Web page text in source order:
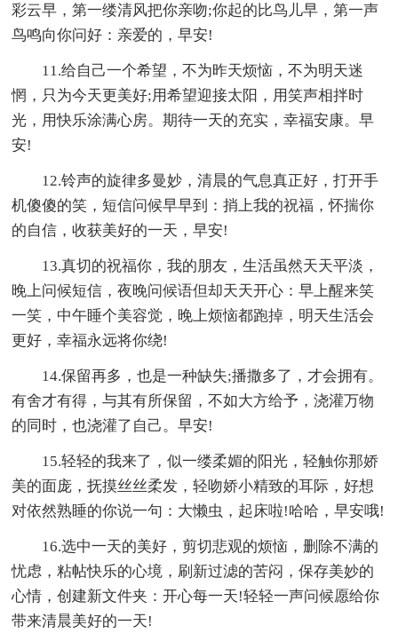
彩云早，第一缕清风把你亲吻;你起的比鸟儿早，第一声
鸟鸣向你问好：亲爱的，早安!
11.给自己一个希望，不为昨天烦恼，不为明天迷
惘，只为今天更美好;用希望迎接太阳，用笑声相拌时
光，用快乐涂满心房。期待一天的充实，幸福安康。早
安!
12.铃声的旋律多曼妙，清晨的气息真正好，打开手
机傻傻的笑，短信问候早早到：捎上我的祝福，怀揣你
的自信，收获美好的一天，早安!
13.真切的祝福你，我的朋友，生活虽然天天平淡，
晚上问候短信，夜晚问候语但却天天开心：早上醒来笑
一笑，中午睡个美容觉，晚上烦恼都跑掉，明天生活会
更好，幸福永远将你绕!
14.保留再多，也是一种缺失;播撒多了，才会拥有。
有舍才有得，与其有所保留，不如大方给予，浇灌万物
的同时，也浇灌了自己。早安!
15.轻轻的我来了，似一缕柔媚的阳光，轻触你那娇
美的面庞，抚摸丝丝柔发，轻吻娇小精致的耳际，好想
对依然熟睡的你说一句：大懒虫，起床啦!哈哈，早安哦!
16.选中一天的美好，剪切悲观的烦恼，删除不满的
忧虑，粘帖快乐的心境，刷新过滤的苦闷，保存美妙的
心情，创建新文件夹：开心每一天!轻轻一声问候愿给你
带来清晨美好的一天!